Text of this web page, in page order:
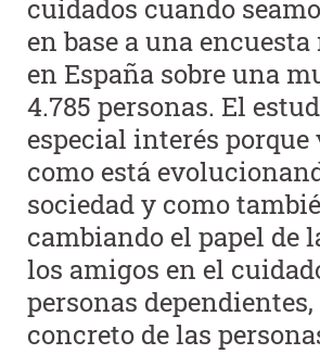
cuidados cuando
en base a una
en España sobre una
4.785 personas. El
especial interés
como está
sociedad y como
cambiando el papel de
los amigos en el
personas
concreto de las